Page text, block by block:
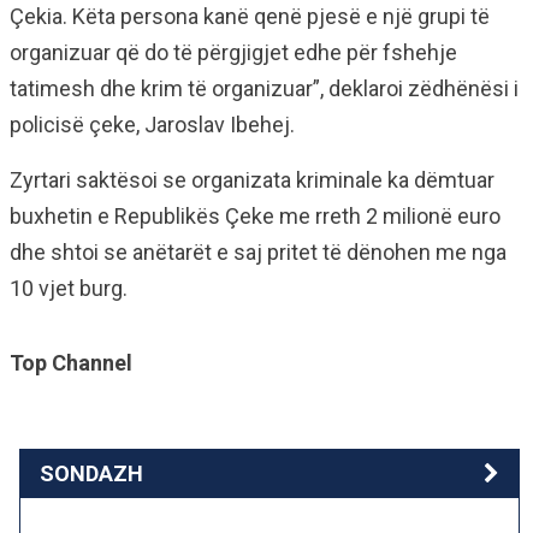
Çekia. Këta persona kanë qenë pjesë e një grupi të
organizuar që do të përgjigjet edhe për fshehje
tatimesh dhe krim të organizuar”, deklaroi zëdhënësi i
policisë çeke, Jaroslav Ibehej.
Zyrtari saktësoi se organizata kriminale ka dëmtuar
buxhetin e Republikës Çeke me rreth 2 milionë euro
dhe shtoi se anëtarët e saj pritet të dënohen me nga
10 vjet burg.
Top Channel
SONDAZH